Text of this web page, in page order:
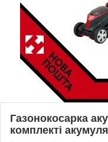
Газонокосарка
комплекті